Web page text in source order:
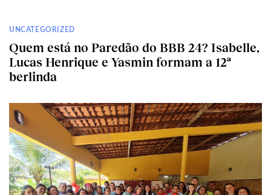
UNCATEGORIZED
Quem está no Paredão do BBB 24? Isabelle,
Lucas Henrique e Yasmin formam a 12ª
berlinda